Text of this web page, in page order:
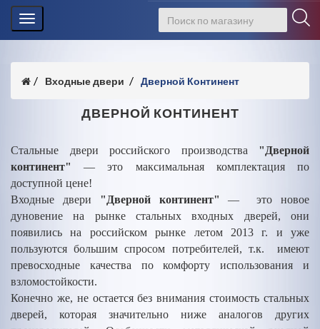
Toggle
navigation
Входные двери Дверной Континент
ДВЕРНОЙ КОНТИНЕНТ
Стальные двери российского производства "Дверной
континент"
— это максимальная комплектация по
доступной цене!
Входные двери "Дверной континент" — это новое
дуновение на рынке стальных входных дверей, они
появились на российском рынке летом 2013 г. и уже
пользуются большим спросом потребителей, т.к. имеют
превосходные качества по комфорту использования и
взломостойкости.
Конечно же, не остается без внимания стоимость стальных
дверей, которая значительно ниже аналогов других